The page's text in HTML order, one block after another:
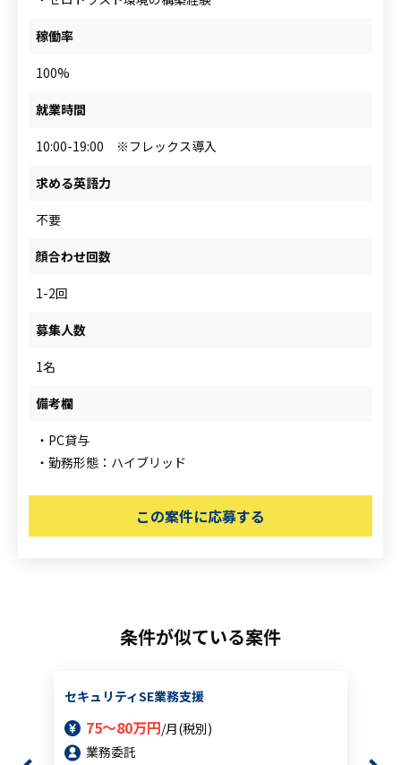
稼働率
100%
就業時間
10:00-19:00 ※フレックス導入
求める英語力
不要
顔合わせ回数
1-2回
募集人数
1名
備考欄
・PC貸与
・勤務形態：ハイブリッド
この案件に応募する
条件が似ている案件
セキュリティSE業務支援
75～80万円/月(税別)
業務委託